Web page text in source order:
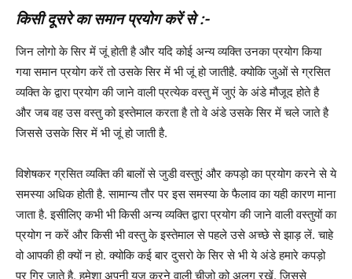
किसी दूसरे का समान प्रयोग करें से :-
जिन लोगो के सिर में जूं होती है और यदि कोई अन्य व्यक्ति उनका प्रयोग किया
गया समान प्रयोग करें तो उसके सिर में भी जूं हो जातीहै. क्योकि जुओं से ग्रसित
व्यक्ति के द्वारा प्रयोग की जाने वाली प्रत्येक वस्तु में जुएं के अंडे मौजूद होते है
और जब वह उस वस्तु को इस्तेमाल करता है तो वे अंडे उसके सिर में चले जाते है
जिससे उसके सिर में भी जूं हो जाती है.
विशेषकर ग्रसित व्यक्ति की बालों से जुडी वस्तुएं और कपड़ो का प्रयोग करने से ये
समस्या अधिक होती है. सामान्य तौर पर इस समस्या के फैलाव का यही कारण माना
जाता है. इसीलिए कभी भी किसी अन्य व्यक्ति द्वारा प्रयोग की जाने वाली वस्तुयों का
प्रयोग न करें और किसी भी वस्तु के इस्तेमाल से पहले उसे अच्छे से झाड़ लें. चाहे
वो आपकी ही क्यों न हो. क्योकि कई बार दुसरो के सिर से भी ये अंडे हमारे कपड़ो
पर गिर जाते है. हमेशा अपनी यूज़ करने वाली चीजो को अलग रखें. जिससे